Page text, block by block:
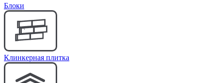
Блоки
Клинкерная плитка